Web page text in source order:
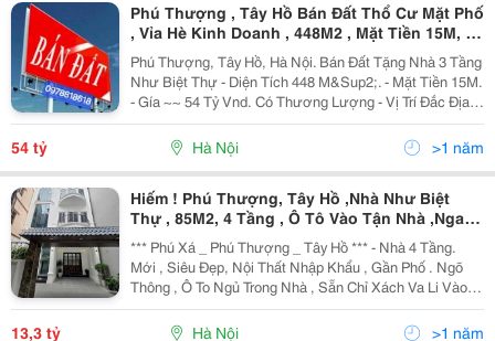
Phú Thượng , Tây Hồ Bán Đất Thổ Cư Mặt Phố
, Vỉa Hè Kinh Doanh , 448M2 , Mặt Tiền 15M, 54
Tỷ . Lh :
Phú Thượng, Tây Hồ, Hà Nội. Bán Đất Tặng Nhà 3 Tầng
Như Biệt Thự - Diện Tích 448 M&Sup2;. - Mặt Tiền 15M.
- Gía ~~ 54 Tỷ Vnd. Có Thương Lượng - Vị Trí Đắc Địa ,
Vỉa Hè Rộng Mênh Mông , Mặt Tiền Rộng, Thuận Tiện
Cho Việc Kinh Doanh. Gần Ngay Cầu...
54 tỷ Hà Nội >1 năm
Hiếm ! Phú Thượng, Tây Hồ ,Nhà Như Biệt
Thự , 85M2, 4 Tầng , Ô Tô Vào Tận Nhà ,Ngay
Phố, Ở Luôn, Chỉ Hơn 13 Tỷ
*** Phú Xá _ Phú Thượng _ Tây Hồ *** - Nhà 4 Tầng.
Mới , Siêu Đẹp, Nội Thất Nhập Khẩu , Gần Phố . Ngõ
Thông , Ô To Ngủ Trong Nhà , Sẵn Chỉ Xách Va Li Vào
Ở. - Khu Dân Trí Cao, Ở Cực Sướng, Nhà Có Sân Rộng
Tha Hồ Thoáng Mát. - Tiện Ích Xung Quanh...
13,3 tỷ Hà Nội >1 năm